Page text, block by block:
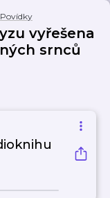
Povídky
vyřešena
srnců